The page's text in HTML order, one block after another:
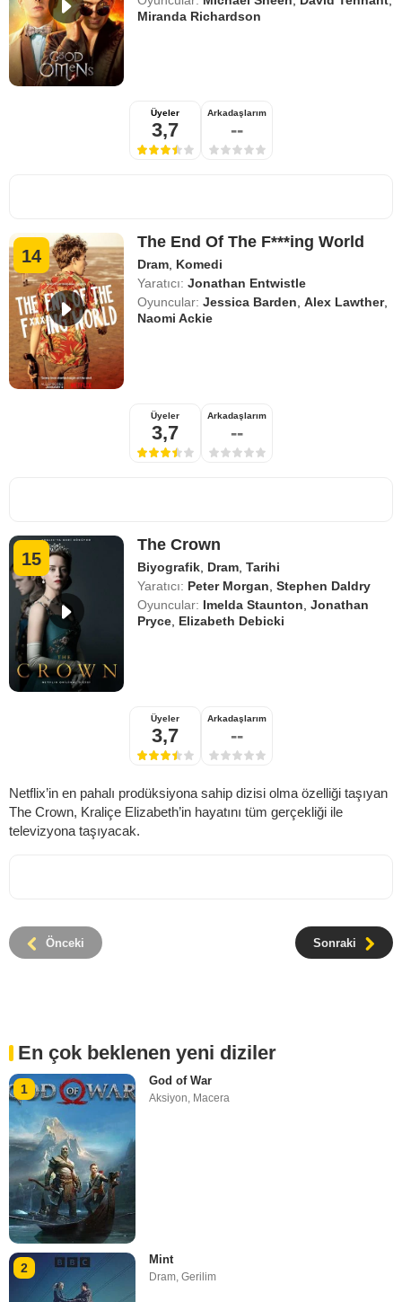
Miranda Richardson
Üyeler
3,7
Arkadaşlarım
--
14
The End Of The F***ing World
Dram, Komedi
Yaratıcı: Jonathan Entwistle
Oyuncular: Jessica Barden,Alex Lawther,
Naomi Ackie
Üyeler
3,7
Arkadaşlarım
--
15
The Crown
Biyografik, Dram,Tarihi
Yaratıcı: Peter Morgan,Stephen Daldry
Oyuncular: Imelda Staunton,Jonathan
Pryce, Elizabeth Debicki
Üyeler
3,7
Arkadaşlarım
--
Netflix’in en pahalı prodüksiyona sahip dizisi olma özelliği taşıyan
The Crown, Kraliçe Elizabeth’in hayatını tüm gerçekliği ile
televizyona taşıyacak.
Önceki Sonraki
En çok beklenen yeni diziler
1
God of War
Aksiyon, Macera
2
Mint
Dram ,Gerilim